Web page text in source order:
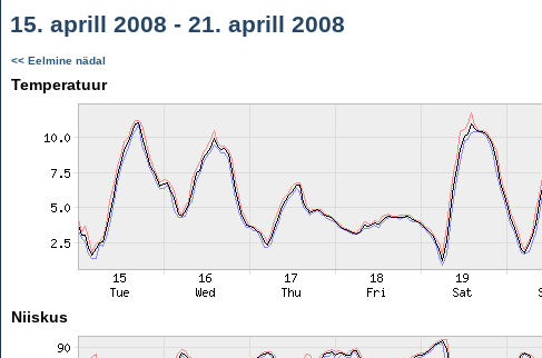
15. aprill 2008 - 21. aprill 2008
<< Eelmine nädal
Temperatuur
Niiskus